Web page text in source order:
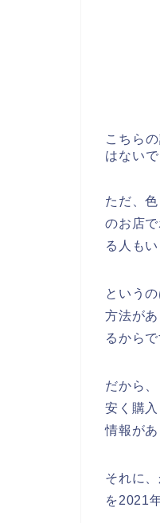
こちら
はない
ただ、
のお店
る人も
という
方法が
るからで
だから
安く購
情報が
それに
を2021